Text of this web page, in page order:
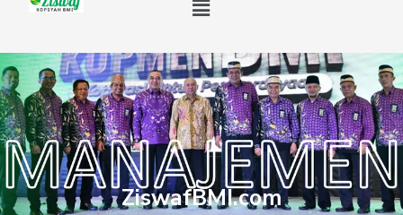
ZiswafBMI.com